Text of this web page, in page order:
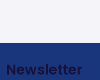
Newsletter